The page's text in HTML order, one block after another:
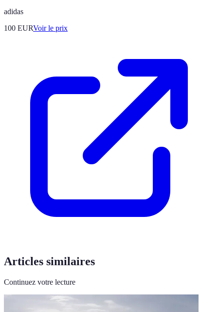
adidas
100 EURVoir le prix
Articles similaires
Continuez votre lecture